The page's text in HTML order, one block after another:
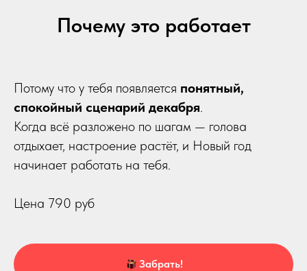
Почему это работает
Потому что у тебя появляется понятный,
спокойный сценарий декабря.
Когда всё разложено по шагам — голова
отдыхает, настроение растёт, и Новый год
начинает работать на тебя.
Цена 790 руб
Забрать!